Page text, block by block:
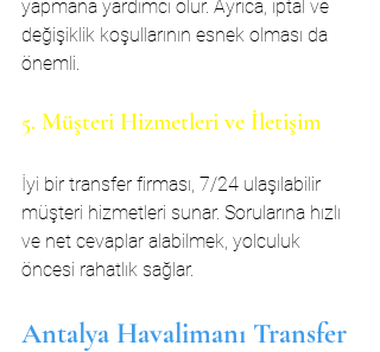
yapmana yardımcı olur. Ayrıca, iptal ve
değişiklik koşullarının esnek olması da
önemli.
5. Müşteri Hizmetleri ve İletişim
İyi bir transfer firması, 7/24 ulaşılabilir
müşteri hizmetleri sunar. Sorularına hızlı
ve net cevaplar alabilmek, yolculuk
öncesi rahatlık sağlar.
Antalya Havalimanı Transfer